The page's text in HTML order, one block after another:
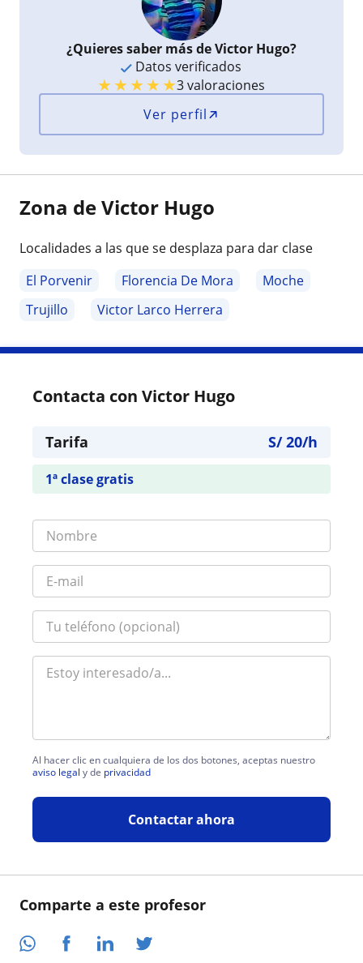
Comparte a este profesor
¿Quieres saber más de Victor Hugo?
Datos verificados
★★★★★3 valoraciones
Ver perfil
Zona de Victor Hugo
Localidades a las que se desplaza para dar clase
El Porvenir
Florencia De Mora
Moche
Trujillo
Victor Larco Herrera
Contacta con Victor Hugo
Tarifa S/20/h
1ª clase gratis
Al hacer clic en cualquiera de los dos botones, aceptas nuestro
aviso legal y de privacidad
Contactar ahora